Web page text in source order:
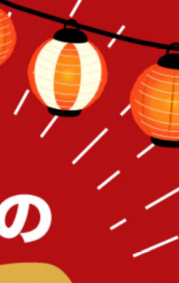
なしです。天板下にはリモコンや眼
置ける収納スペースを備えました。
とも相性が良く、特に北欧・ナチュ